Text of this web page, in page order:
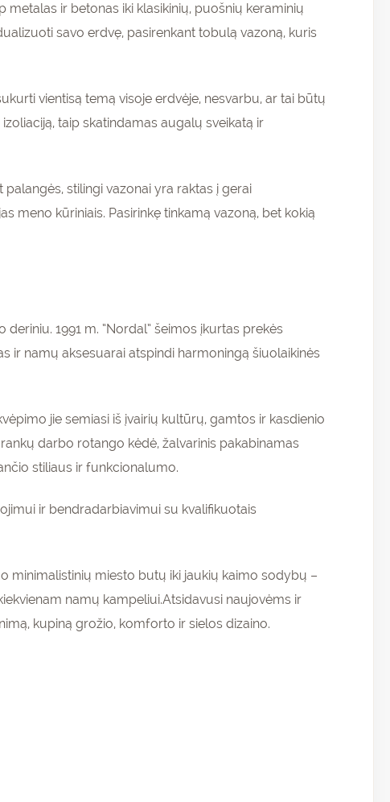
ir betonas iki klasikinių, puošnių keraminių
savo erdvę, pasirenkant tobulą vazoną, kuris
vientisą temą visoje erdvėje, nesvarbu, ar tai būtų
taip skatindamas augalų sveikatą ir
stilingi vazonai yra raktas į gerai
meno kūriniais. Pasirinkę tinkamą vazoną, bet kokią
1991 m. “Nordal” šeimos įkurtas prekės
ir namų aksesuarai atspindi harmoningą šiuolaikinės
jie semiasi iš įvairių kultūrų, gamtos ir kasdienio
darbo rotango kėdė, žalvarinis pakabinamas
stiliaus ir funkcionalumo.
ir bendradarbiavimui su kvalifikuotais
minimalistinių miesto butų iki jaukių kaimo sodybų –
namų kampeliui.Atsidavusi naujovėms ir
kupiną grožio, komforto ir sielos dizaino.